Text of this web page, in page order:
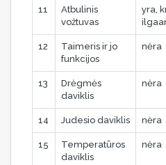
11
Atbulinis
vožtuvas
yra,
12
Taimeris ir jo
funkcijos
nėra
13
Drėgmės
daviklis
nėra
14 Judesio daviklis nėra
15
Temperatūros
daviklis
nėra